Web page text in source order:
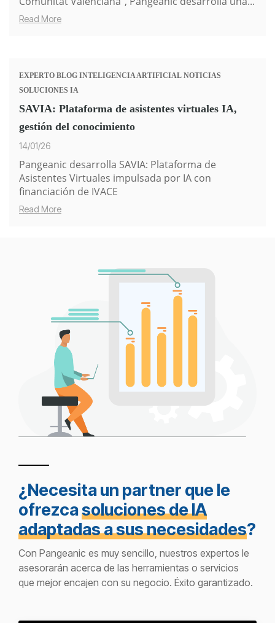
Read More
EXPERTO BLOG INTELIGENCIA ARTIFICIAL NOTICIAS
SOLUCIONES IA
SAVIA: Plataforma de asistentes virtuales IA,
gestión del conocimiento
14/01/26
Pangeanic desarrolla SAVIA: Plataforma de
Asistentes Virtuales impulsada por IA con
financiación de IVACE
Read More
¿Necesita un partner que le
ofrezcasoluciones de IA
adaptadas a sus necesidades?
Con Pangeanic es muy sencillo, nuestros expertos le
asesorarán acerca de las herramientas o servicios
que mejor encajen con su negocio. Éxito garantizado.